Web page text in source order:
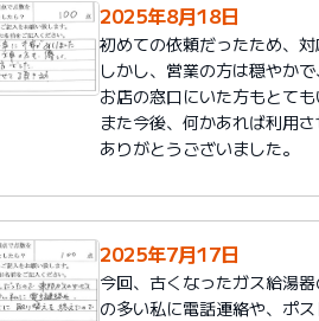
2025年8月18日
初めての依頼だったため、
しかし、営業の方は穏やかで
お店の窓口にいた方もとても
また今後、何かあれば利用さ
ありがとうございました。
2025年7月17日
今回、古くなったガス給湯
の多い私に電話連絡や、ポ